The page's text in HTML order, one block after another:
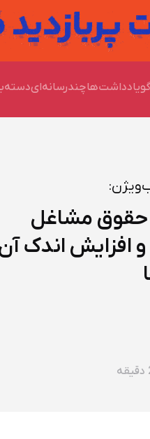
یادداشت‌هاچندرسانه‌ای
درصدی حقوق مشاغل
بازاریابی در سال ۱۴۰۵ و افزایش اندک